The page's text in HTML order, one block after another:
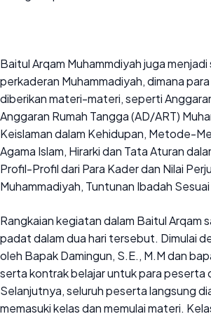
Baitul Arqam Muhammdiyah juga
perkaderan Muhammadiyah, dimana
diberikan materi-materi, seperti
Anggaran Rumah Tangga (AD/ART)
Keislaman dalam Kehidupan, Metode-
Agama Islam, Hirarki dan Tata Aturan
Profil-Profil dari Para Kader dan Nilai
Muhammadiyah, Tuntunan Ibadah
Rangkaian kegiatan dalam Baitul Arqam
padat dalam dua hari tersebut. Dimulai
oleh Bapak Damingun, S.E., M.M dan
serta kontrak belajar untuk para peserta
Selanjutnya, seluruh peserta langsung
memasuki kelas dan memulai materi.